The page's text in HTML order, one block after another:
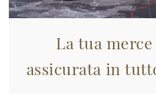
La tua merce
assicurata in